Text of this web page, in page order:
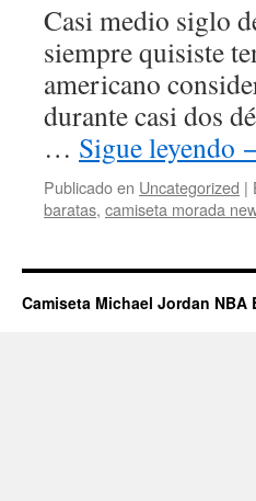
Casi medio siglo
siempre quisiste
americano
durante casi dos
… Sigue leyendo
Publicado en Uncategorized |
baratas, camiseta morada
Camiseta Michael Jordan NBA